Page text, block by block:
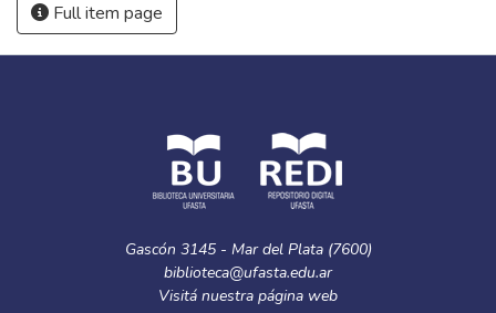
Full item page
Gascón 3145 - Mar del Plata (7600)
biblioteca@ufasta.edu.ar
Visitá nuestra página web